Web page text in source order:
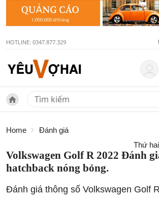
HOTLINE: 0347.877.329
Home
Đánh giá
Thứ
Volkswagen Golf R 2022 Đánh
hatchback nóng bỏng.
Đánh giá thông số Volkswagen Golf